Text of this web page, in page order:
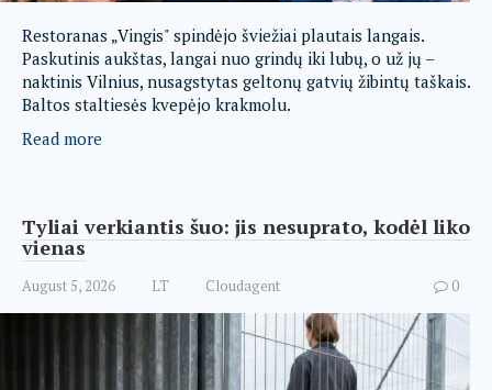
Restoranas „Vingis" spindėjo šviežiai plautais langais.
Paskutinis aukštas, langai nuo grindų iki lubų, o už jų –
naktinis Vilnius, nusagstytas geltonų gatvių žibintų taškais.
Baltos staltiesės kvepėjo krakmolu.
Read more
Tyliai verkiantis šuo: jis nesuprato, kodėl liko
vienas
August 5, 2026 LT Cloudagent 0